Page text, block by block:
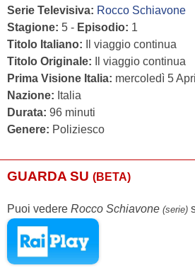
Serie Televisiva: Rocco Schiavone
Stagione: 5 - Episodio: 1
Titolo Italiano: Il viaggio continua
Titolo Originale: Il viaggio continua
Prima Visione Italia: mercoledì 5
Nazione: Italia
Durata: 96 minuti
Genere: Poliziesco
GUARDA SU (BETA)
Puoi vedere Rocco Schiavone (serie)